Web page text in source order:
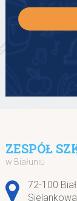
ZESPÓŁ
w Białuniu
Adres
72-100